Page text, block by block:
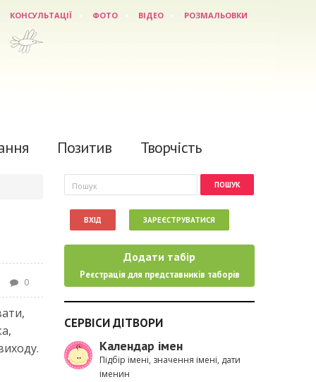
КОНСУЛЬТАЦІЇ ФОТО ВІДЕО РОЗМАЛЬОВКИ
Позитив Творчість
0
Пошукова форма
Пошук
ВХІД ЗАРЕЄСТРУВАТИСЯ
Додати табір
Реєстрація для представників таборів
СЕРВІСИ ДІТВОРИ
Календар імен
Підбір імені, значення імені, дати
іменин